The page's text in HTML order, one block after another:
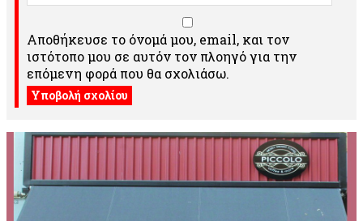
Αποθήκευσε το όνομά μου, email, και τον
ιστότοπο μου σε αυτόν τον πλοηγό για την
επόμενη φορά που θα σχολιάσω.